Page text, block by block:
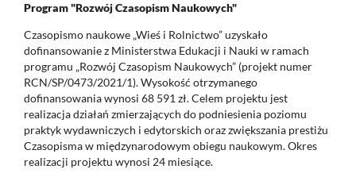
Program "Rozwój Czasopism Naukowych"
Czasopismo naukowe „Wieś i Rolnictwo” uzyskało
dofinansowanie z Ministerstwa Edukacji i Nauki w ramach
programu „Rozwój Czasopism Naukowych” (projekt numer
RCN/SP/0473/2021/1). Wysokość otrzymanego
dofinansowania wynosi 68 591 zł. Celem projektu jest
realizacja działań zmierzających do podniesienia poziomu
praktyk wydawniczych i edytorskich oraz zwiększania prestiżu
Czasopisma w międzynarodowym obiegu naukowym. Okres
realizacji projektu wynosi 24 miesiące.